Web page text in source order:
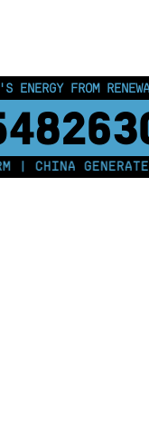
ENERGY FROM